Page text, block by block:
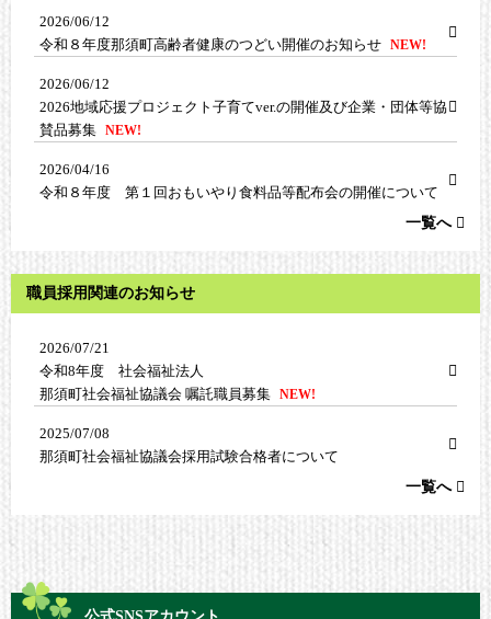
2026/06/12
令和８年度那須町高齢者健康のつどい開催のお知らせ NEW!
2026/06/12
2026地域応援プロジェクト子育てver.の開催及び企業・団体等協
賛品募集 NEW!
2026/04/16
令和８年度 第１回おもいやり食料品等配布会の開催について
一覧へ
職員採用関連のお知らせ
2026/07/21
令和8年度 社会福祉法人
那須町社会福祉協議会 嘱託職員募集 NEW!
2025/07/08
那須町社会福祉協議会採用試験合格者について
一覧へ